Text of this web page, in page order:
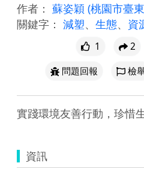
作者： 蘇姿穎 (桃園市臺
關鍵字： 減塑、 生態、 資
1 2
問題回報
檢
實踐環境友善行動，珍惜
資訊